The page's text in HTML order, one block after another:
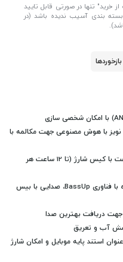
خرید" تنها در صورتی قابل تایید
بندی آسیب ندیده باشد (در
بازخوردها
نویز با هوش مصنوعی جهت مکالمه با
شارژدهی و عمر باتری طولانی تا 60 ساعت با کیس شارژ (تا 12 ساعت هر
درایورهای 11 میلی‌متری کامپوزیتی همراه با فناوری BassUp، صدایی با بیس
استند پایه موبایل و امکان شارژ